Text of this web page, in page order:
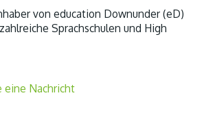
von education Downunder (eD)
Sprachschulen und High
eine Nachricht